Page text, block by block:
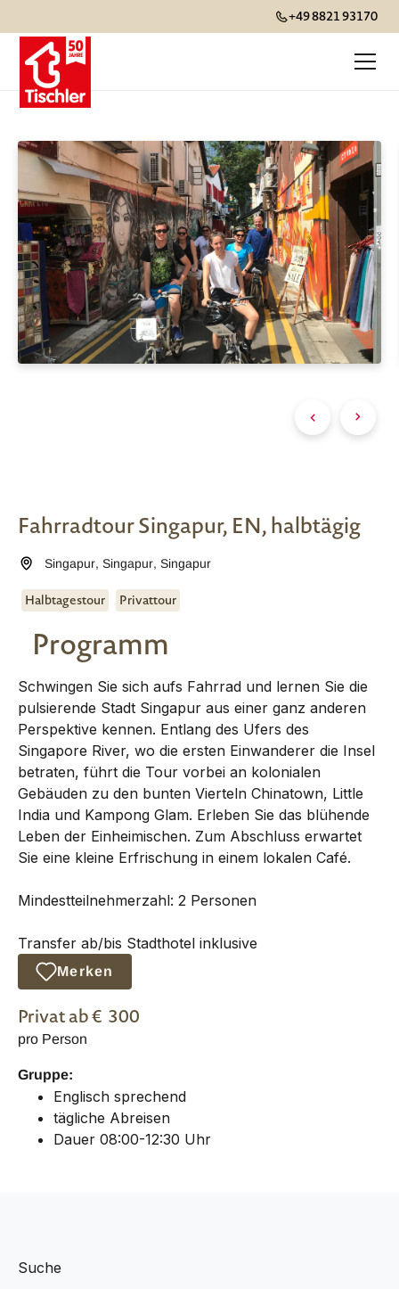
+49 8821 93170
Fahrradtour Singapur, EN, halbtägig
Singapur,Singapur,Singapur
Halbtagestour Privattour
Programm
Schwingen Sie sich aufs Fahrrad und lernen Sie die
pulsierende Stadt Singapur aus einer ganz anderen
Perspektive kennen. Entlang des Ufers des
Singapore River, wo die ersten Einwanderer die Insel
betraten, führt die Tour vorbei an kolonialen
Gebäuden zu den bunten Vierteln Chinatown, Little
India und Kampong Glam. Erleben Sie das blühende
Leben der Einheimischen. Zum Abschluss erwartet
Sie eine kleine Erfrischung in einem lokalen Café.
Mindestteilnehmerzahl: 2 Personen
Transfer ab/bis Stadthotel inklusive
Merken
Privatab € 300
pro Person
Gruppe:
Englisch sprechend
tägliche Abreisen
Dauer 08:00-12:30 Uhr
Suche